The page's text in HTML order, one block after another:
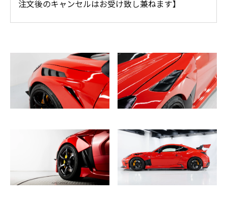
注文後のキャンセルはお受け致し兼ねます】